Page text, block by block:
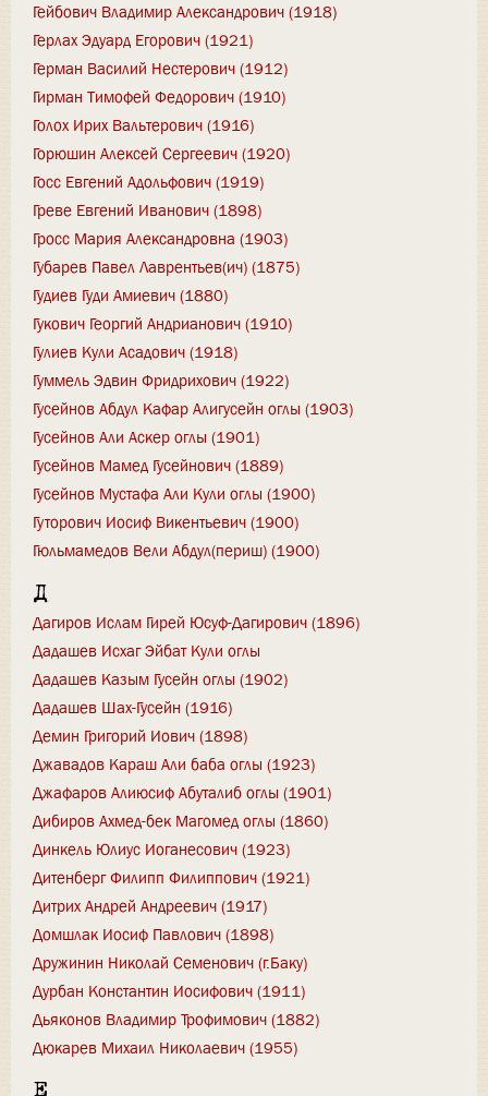
Гейбович Владимир Александрович (1918)
Герлах Эдуард Егорович (1921)
Герман Василий Нестерович (1912)
Гирман Тимофей Федорович (1910)
Голох Ирих Вальтерович (1916)
Горюшин Алексей Сергеевич (1920)
Госс Евгений Адольфович (1919)
Греве Евгений Иванович (1898)
Гросс Мария Александровна (1903)
Губарев Павел Лаврентьев(ич) (1875)
Гудиев Гуди Амиевич (1880)
Гукович Георгий Андрианович (1910)
Гулиев Кули Асадович (1918)
Гуммель Эдвин Фридрихович (1922)
Гусейнов Абдул Кафар Алигусейн оглы (1903)
Гусейнов Али Аскер оглы (1901)
Гусейнов Мамед Гусейнович (1889)
Гусейнов Мустафа Али Кули оглы (1900)
Гуторович Иосиф Викентьевич (1900)
Гюльмамедов Вели Абдул(периш) (1900)
Д
Дагиров Ислам Гирей Юсуф-Дагирович (1896)
Дадашев Исхаг Эйбат Кули оглы
Дадашев Казым Гусейн оглы (1902)
Дадашев Шах-Гусейн (1916)
Демин Григорий Иович (1898)
Джавадов Караш Али баба оглы (1923)
Джафаров Алиюсиф Абуталиб оглы (1901)
Дибиров Ахмед-бек Магомед оглы (1860)
Динкель Юлиус Иоганесович (1923)
Дитенберг Филипп Филиппович (1921)
Дитрих Андрей Андреевич (1917)
Домшлак Иосиф Павлович (1898)
Дружинин Николай Семенович (г.Баку)
Дурбан Константин Иосифович (1911)
Дьяконов Владимир Трофимович (1882)
Дюкарев Михаил Николаевич (1955)
Е